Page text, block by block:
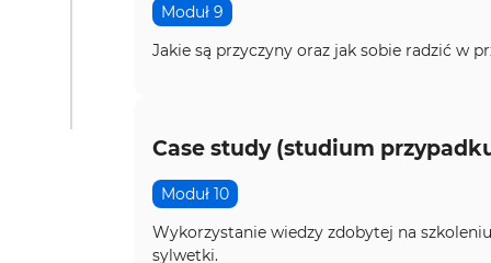
Moduł 9
Jakie są przyczyny oraz jak sobie radzić w
Case study (studium
Moduł 10
Wykorzystanie wiedzy zdobytej na
sylwetki.